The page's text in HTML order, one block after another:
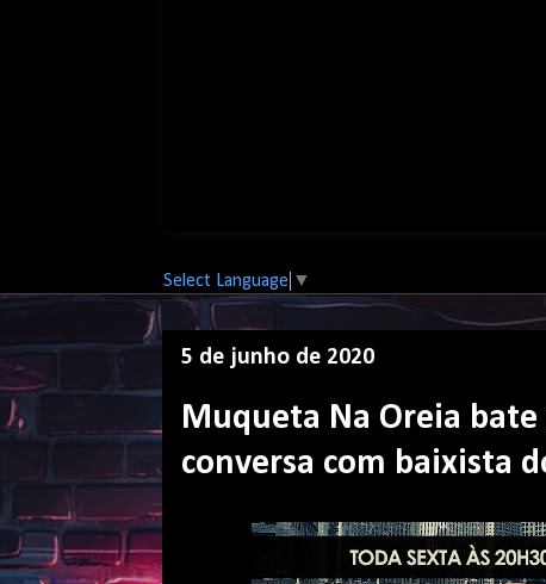
Select Language ▼
5 de junho de 2020
Muqueta Na Oreia bate
conversa com baixista